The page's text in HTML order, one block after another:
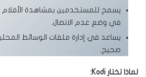
يسمح للمستخدمين بمشاهدة الأفلام
في وضع عدم الاتصال.
يساعد في إدارة ملفات الوسائط
صحيح.
لماذا تختار Kodi: